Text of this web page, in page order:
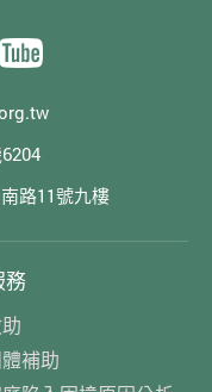
路11號九樓
務
補助